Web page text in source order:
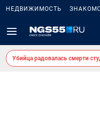
НЕДВИЖИМОСТЬ
Убийца радовалась смерти